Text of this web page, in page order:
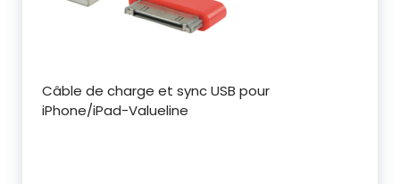
Câble de charge et sync USB pour
iPhone/iPad-Valueline